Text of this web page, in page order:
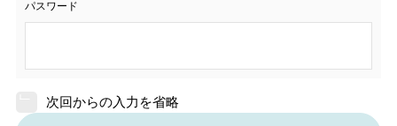
パスワード
次回からの入力を省略